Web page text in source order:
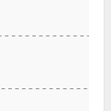
_ _ _ _ _ _ _ _ _ _ _ _ _ _
_ _ _ _ _ _ _ _ _ _ _ _ _ _ _